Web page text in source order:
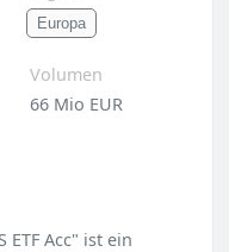
Europa
Volumen
66 Mio EUR
ETF Acc" ist ein